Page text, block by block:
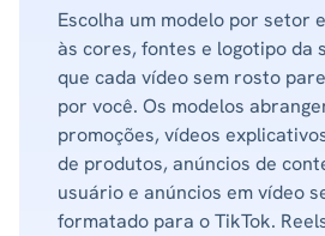
Escolha um modelo por setor
às cores, fontes e logotipo da
que cada vídeo sem rosto
por você. Os modelos
promoções, vídeos
de produtos, anúncios de
usuário e anúncios em vídeo
formatado para o TikTok.